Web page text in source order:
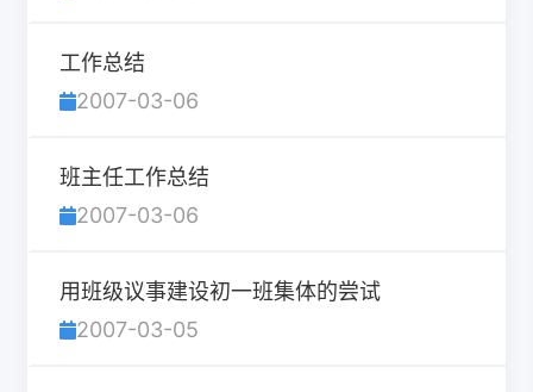
工作总结
2007-03-06
班主任工作总结
2007-03-06
用班级议事建设初一班集体的尝试
2007-03-05